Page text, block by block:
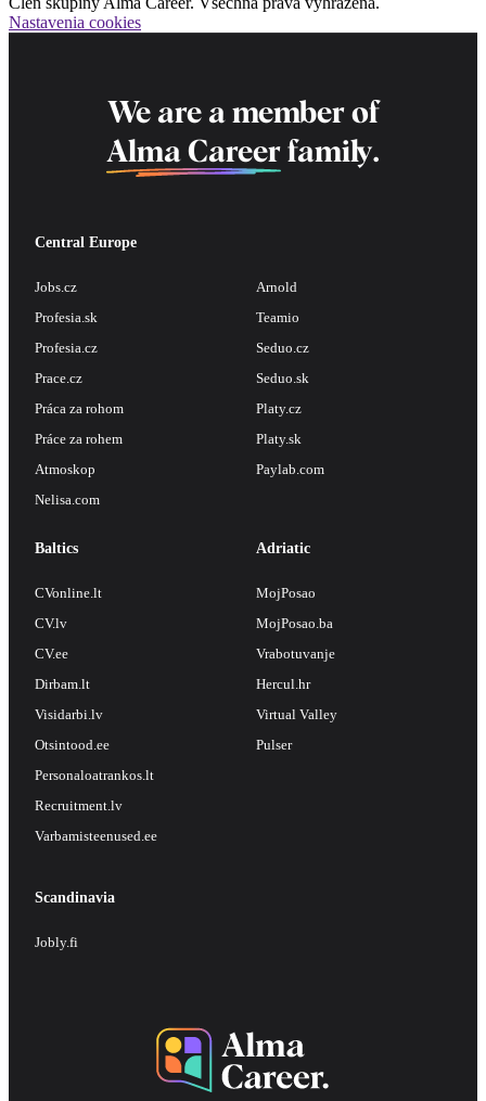
Nastavenia cookies
We are a member of
Alma Career family.
Central Europe
Jobs.cz
Profesia.sk
Profesia.cz
Prace.cz
Práca za rohom
Práce za rohem
Atmoskop
Nelisa.com
Arnold
Teamio
Seduo.cz
Seduo.sk
Platy.cz
Platy.sk
Paylab.com
Baltics
CVonline.lt
CV.lv
CV.ee
Dirbam.lt
Visidarbi.lv
Otsintood.ee
Personaloatrankos.lt
Recruitment.lv
Varbamisteenused.ee
Adriatic
MojPosao
MojPosao.ba
Vrabotuvanje
Hercul.hr
Virtual Valley
Pulser
Scandinavia
Jobly.fi